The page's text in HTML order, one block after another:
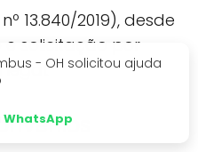
13.840/2019), desde
solicitação por
legal.- OH solicitou ajuda
WhatsApp